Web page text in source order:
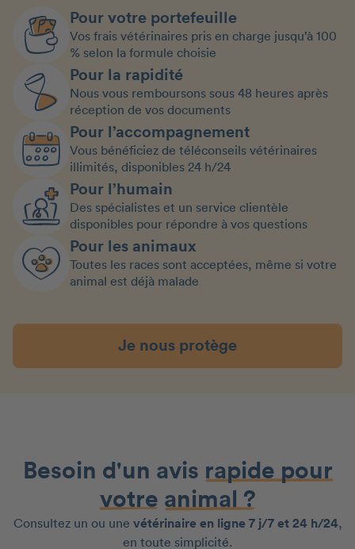
Pour votre portefeuille
Vos frais vétérinaires pris en charge jusqu’à 100
% selon la formule choisie
Pour la rapidité
Nous vous remboursons sous 48 heures après
réception de vos documents
Pour l’accompagnement
Vous bénéficiez de téléconseils vétérinaires
illimités, disponibles 24 h/24
Pour l’humain
Des spécialistes et un service clientèle
disponibles pour répondre à vos questions
Pour les animaux
Toutes les races sont acceptées, même si votre
animal est déjà malade
Je nous protège
Besoin d'un avis rapide pour
votre animal ?
Consultez un ou une vétérinaire en ligne 7 j/7 et 24 h/24,
en toute simplicité.